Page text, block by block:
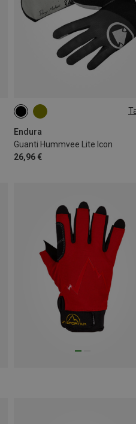
Endura
Guanti Hummvee Lite Icon
26,96 €
S M